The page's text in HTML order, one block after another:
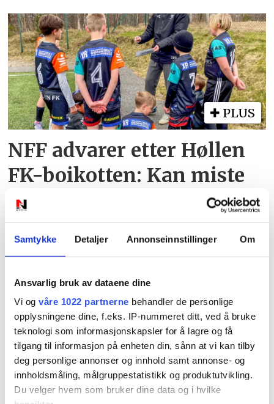
Samtykke Detaljer Annonseinnstillinger Om
Ansvarlig bruk av dataene dine
Vi og våre 1022 partnerne behandler de personlige
opplysningene dine, f.eks. IP-nummeret ditt, ved å bruke
teknologi som informasjonskapsler for å lagre og få
tilgang til informasjon på enheten din, sånn at vi kan tilby
deg personlige annonser og innhold samt annonse- og
innholdsmåling, målgruppestatistikk og produktutvikling.
Du velger hvem som bruker dine data og i hvilke
PLUS
NFF advarer etter Høllen
FK-boikotten: Kan miste
plassen i serien
PLUS
Det er ikke bare burgerne
som får oppmerksomhet: